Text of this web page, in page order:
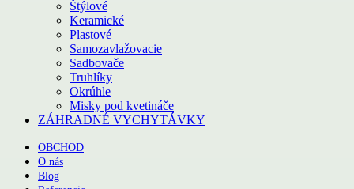
Štýlové
Keramické
Plastové
Samozavlažovacie
Sadbovače
Truhlíky
Okrúhle
Misky pod kvetináče
ZÁHRADNÉ VYCHYTÁVKY
OBCHOD
O nás
Blog